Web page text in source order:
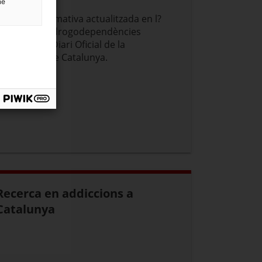
Recull de normativa actualitzada en l?
àmbit de les drogodependències
publicada al Diari Oficial de la
Generalitat de Catalunya.
en addiccions a